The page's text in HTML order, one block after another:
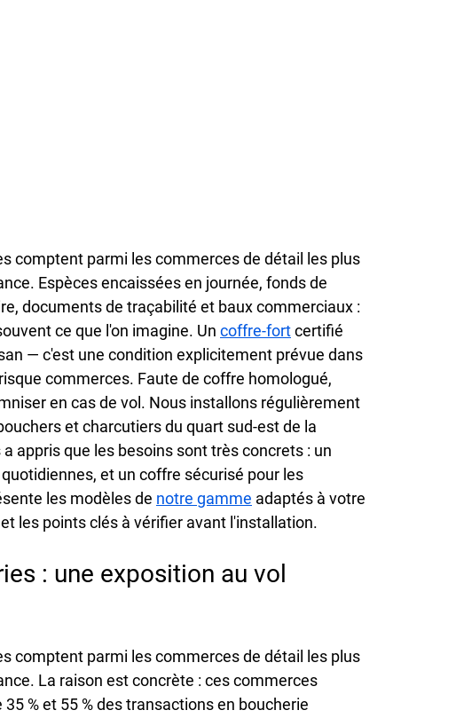
comptent parmi les commerces de détail les plus
Espèces encaissées en journée, fonds de
documents de traçabilité et baux commerciaux :
ce que l'on imagine. Un coffre-fort certifié
— c'est une condition explicitement prévue dans
commerces. Faute de coffre homologué,
en cas de vol. Nous installons régulièrement
et charcutiers du quart sud-est de la
appris que les besoins sont très concrets : un
et un coffre sécurisé pour les
les modèles de notre gamme adaptés à votre
les points clés à vérifier avant l'installation.
: une exposition au vol
comptent parmi les commerces de détail les plus
La raison est concrète : ces commerces
% et 55 % des transactions en boucherie